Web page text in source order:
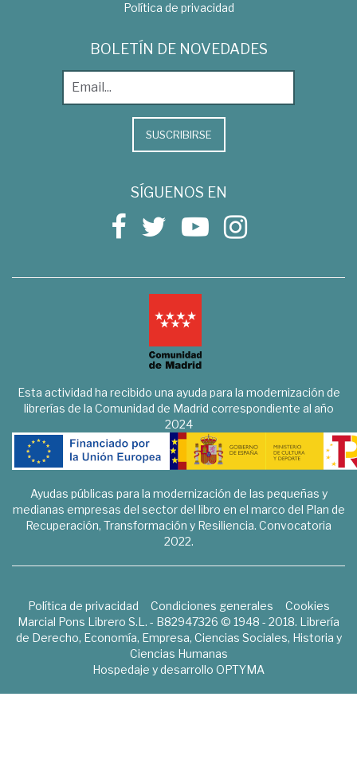
Política de privacidad
BOLETÍN DE NOVEDADES
SUSCRIBIRSE
SÍGUENOS EN
Esta actividad ha recibido una ayuda para la modernización de
librerías de la Comunidad de Madrid correspondiente al año
2024
Ayudas públicas para la modernización de las pequeñas y
medianas empresas del sector del libro en el marco del Plan de
Recuperación, Transformación y Resiliencia. Convocatoria
2022.
Política de privacidad Condiciones generales
Cookies
Marcial Pons Librero S.L. - B82947326 © 1948 - 2018. Librería
de Derecho, Economía, Empresa, Ciencias Sociales, Historia y
Ciencias Humanas
Hospedaje y desarrollo OPTYMA